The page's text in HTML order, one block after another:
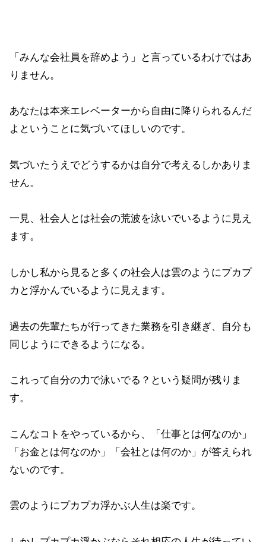
「みんな会社員を辞めよう」と言っているわけではあ
りません。
あなたは本来エレベーターから自由に降りられるんだ
よということに気づいてほしいのです。
気づいたうえでどうするかは自分で考えるしかありま
せん。
一見、社会人とは社会の荒波を泳いでいるように見え
ます。
しかし私から見ると多くの社会人は雲のようにプカプ
カと浮かんでいるように見えます。
過去の先輩たちが行ってきた業務を引き継ぎ、自分も
同じようにできるようになる。
これって自分の力で泳いでる？という疑問が残りま
す。
こんなコトをやっているから、「仕事とは何なのか」
「お金とは何なのか」「会社とは何のか」が答えられ
ないのです。
雲のようにプカプカ浮かぶ人生は楽です。